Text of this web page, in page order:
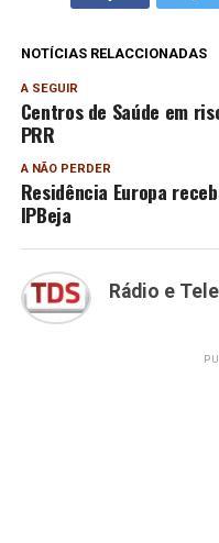
NOTÍCIAS RELACCIONADAS
A SEGUIR
Centros de Saúde em
PRR
A NÃO PERDER
Residência Europa
IPBeja
Rádio e